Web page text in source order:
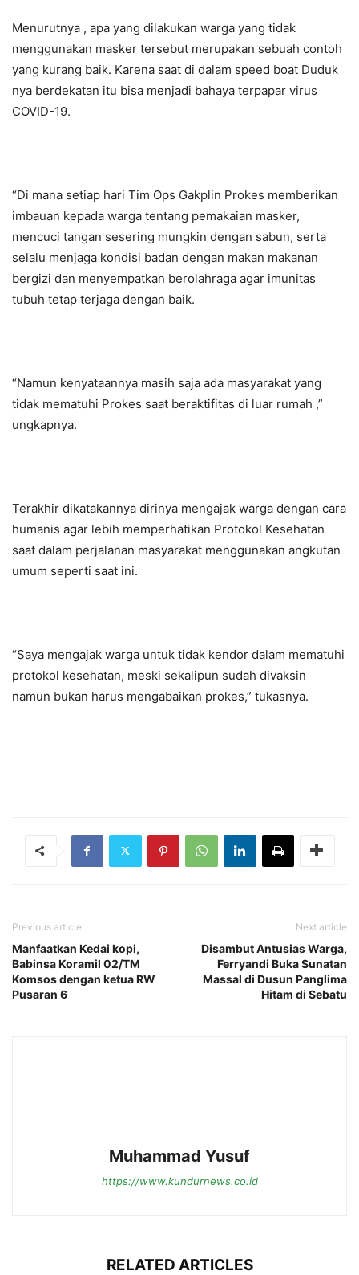
Menurutnya , apa yang dilakukan warga yang tidak
menggunakan masker tersebut merupakan sebuah contoh
yang kurang baik. Karena saat di dalam speed boat Duduk
nya berdekatan itu bisa menjadi bahaya terpapar virus
COVID-19.
“Di mana setiap hari Tim Ops Gakplin Prokes memberikan
imbauan kepada warga tentang pemakaian masker,
mencuci tangan sesering mungkin dengan sabun, serta
selalu menjaga kondisi badan dengan makan makanan
bergizi dan menyempatkan berolahraga agar imunitas
tubuh tetap terjaga dengan baik.
“Namun kenyataannya masih saja ada masyarakat yang
tidak mematuhi Prokes saat beraktifitas di luar rumah ,”
ungkapnya.
Terakhir dikatakannya dirinya mengajak warga dengan cara
humanis agar lebih memperhatikan Protokol Kesehatan
saat dalam perjalanan masyarakat menggunakan angkutan
umum seperti saat ini.
“Saya mengajak warga untuk tidak kendor dalam mematuhi
protokol kesehatan, meski sekalipun sudah divaksin
namun bukan harus mengabaikan prokes,” tukasnya.
Previous article
Manfaatkan Kedai kopi,
Babinsa Koramil 02/TM
Komsos dengan ketua RW
Pusaran 6
Next article
Disambut Antusias Warga,
Ferryandi Buka Sunatan
Massal di Dusun Panglima
Hitam di Sebatu
Muhammad Yusuf
https://www.kundurnews.co.id
RELATED ARTICLES